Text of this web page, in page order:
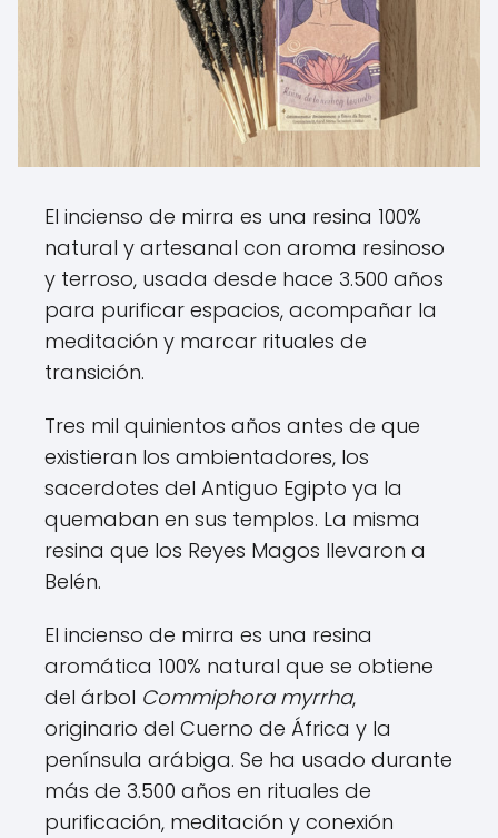
El incienso de mirra es una resina 100%
natural y artesanal con aroma resinoso
y terroso, usada desde hace 3.500 años
para purificar espacios, acompañar la
meditación y marcar rituales de
transición.
Tres mil quinientos años antes de que
existieran los ambientadores, los
sacerdotes del Antiguo Egipto ya la
quemaban en sus templos. La misma
resina que los Reyes Magos llevaron a
Belén.
El incienso de mirra es una resina
aromática 100% natural que se obtiene
del árbol Commiphora myrrha,
originario del Cuerno de África y la
península arábiga. Se ha usado durante
más de 3.500 años en rituales de
purificación, meditación y conexión